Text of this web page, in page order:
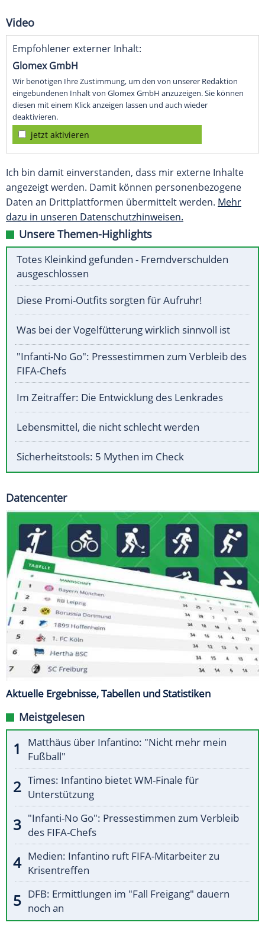
Video
Empfohlener externer Inhalt:
Glomex GmbH
Wir benötigen Ihre Zustimmung, um den von unserer Redaktion
eingebundenen Inhalt von Glomex GmbH anzuzeigen. Sie können
diesen mit einem Klick anzeigen lassen und auch wieder
deaktivieren.
jetzt aktivieren
Ich bin damit einverstanden, dass mir externe Inhalte
angezeigt werden. Damit können personenbezogene
Daten an Drittplattformen übermittelt werden. Mehr
dazu in unseren Datenschutzhinweisen.
Unsere Themen-Highlights
Totes Kleinkind gefunden - Fremdverschulden
ausgeschlossen
Diese Promi-Outfits sorgten für Aufruhr!
Was bei der Vogelfütterung wirklich sinnvoll ist
"Infanti-No Go": Pressestimmen zum Verbleib des
FIFA-Chefs
Im Zeitraffer: Die Entwicklung des Lenkrades
Lebensmittel, die nicht schlecht werden
Sicherheitstools: 5 Mythen im Check
Datencenter
Aktuelle Ergebnisse, Tabellen und Statistiken
Meistgelesen
Matthäus über Infantino: "Nicht mehr mein
Fußball"
Times: Infantino bietet WM-Finale für
Unterstützung
"Infanti-No Go": Pressestimmen zum Verbleib
des FIFA-Chefs
Medien: Infantino ruft FIFA-Mitarbeiter zu
Krisentreffen
DFB: Ermittlungen im "Fall Freigang" dauern
noch an